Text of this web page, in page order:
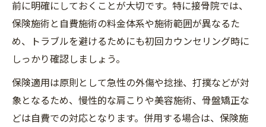
前に明確にしておくことが大切です。特に接骨院では、
保険施術と自費施術の料金体系や施術範囲が異なるた
め、トラブルを避けるためにも初回カウンセリング時に
しっかり確認しましょう。
保険適用は原則として急性の外傷や捻挫、打撲などが対
象となるため、慢性的な肩こりや美容施術、骨盤矯正な
どは自費での対応となります。併用する場合は、保険施